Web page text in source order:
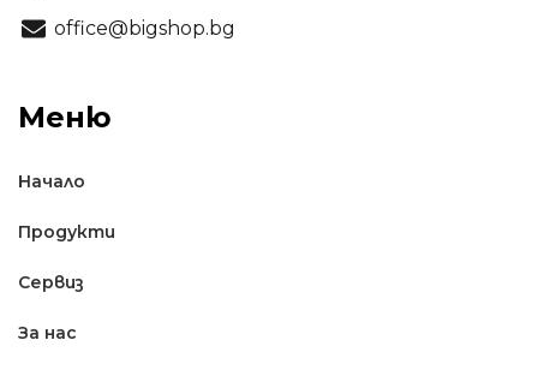
office@bigshop.bg
Меню
Начало
Продукти
Сервиз
За нас